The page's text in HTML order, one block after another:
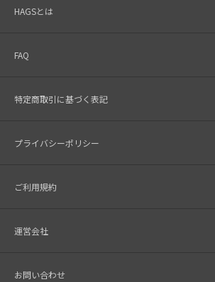
HAGSとは
FAQ
特定商取引に基づく表記
プライバシーポリシー
ご利用規約
運営会社
お問い合わせ